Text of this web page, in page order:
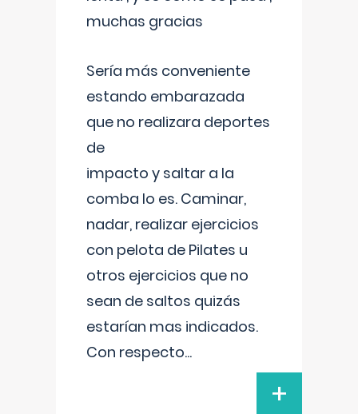
muchas gracias
Sería más conveniente
estando embarazada
que no realizara deportes
de
impacto y saltar a la
comba lo es. Caminar,
nadar, realizar ejercicios
con pelota de Pilates u
otros ejercicios que no
sean de saltos quizás
estarían mas indicados.
Con respecto...
+